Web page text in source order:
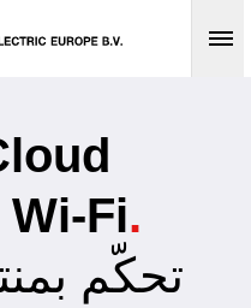
Fi.
تحكّم